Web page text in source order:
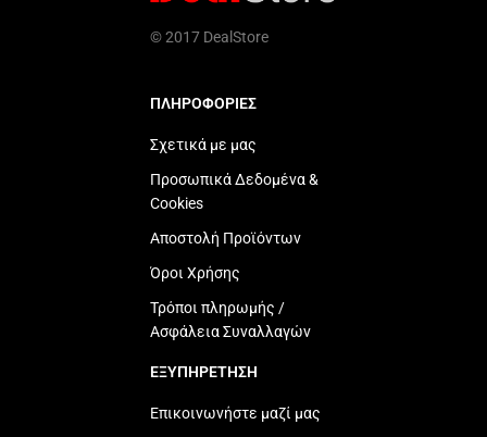
© 2017 DealStore
ΠΛΗΡΟΦΟΡΙΕΣ
Σχετικά με μας
Προσωπικά Δεδομένα &
Cookies
Αποστολή Προϊόντων
Όροι Χρήσης
Τρόποι πληρωμής /
Ασφάλεια Συναλλαγών
ΕΞΥΠΗΡΕΤΗΣΗ
Επικοινωνήστε μαζί μας